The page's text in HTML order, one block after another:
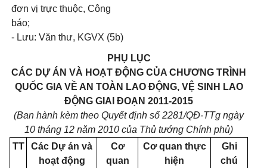
đơn vị trực thuộc, Công
báo;
- Lưu: Văn thư, KGVX (5b)
PHỤ LỤC
CÁC DỰ ÁN VÀ HOẠT ĐỘNG CỦA CHƯƠNG TRÌNH
QUỐC GIA VỀ AN TOÀN LAO ĐỘNG, VỆ SINH LAO
ĐỘNG GIAI ĐOẠN 2011-2015
(Ban hành kèm theo Quyết định số 2281/QĐ-TTg ngày
10 tháng 12 năm 2010 của Thủ tướng Chính phủ)
TT
Các Dự án và
hoạt động
Cơ
quan
Cơ quan thực
hiện
Ghi
chú